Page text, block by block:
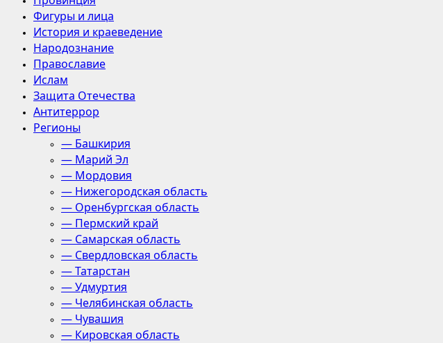
Фигуры и лица
История и краеведение
Народознание
Православие
Ислам
Защита Отечества
Антитеррор
Регионы
— Башкирия
— Марий Эл
— Мордовия
— Нижегородская область
— Оренбургская область
— Пермский край
— Самарская область
— Свердловская область
— Татарстан
— Удмуртия
— Челябинская область
— Чувашия
— Кировская область